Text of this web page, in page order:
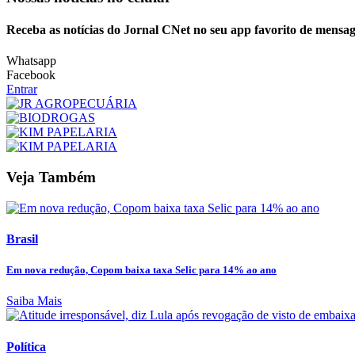
Receba as notícias do Jornal CNet no seu app favorito de
Whatsapp
Facebook
Entrar
Veja Também
Brasil
Em nova redução, Copom baixa taxa Selic para 14% ao ano
Saiba Mais
Política